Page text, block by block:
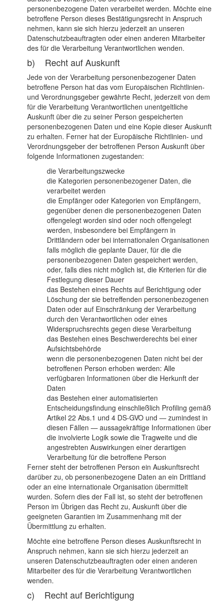
personenbezogene Daten verarbeitet werden. Möchte eine
betroffene Person dieses Bestätigungsrecht in Anspruch
nehmen, kann sie sich hierzu jederzeit an unseren
Datenschutzbeauftragten oder einen anderen Mitarbeiter
des für die Verarbeitung Verantwortlichen wenden.
b) Recht auf Auskunft
Jede von der Verarbeitung personenbezogener Daten
betroffene Person hat das vom Europäischen Richtlinien-
und Verordnungsgeber gewährte Recht, jederzeit von dem
für die Verarbeitung Verantwortlichen unentgeltliche
Auskunft über die zu seiner Person gespeicherten
personenbezogenen Daten und eine Kopie dieser Auskunft
zu erhalten. Ferner hat der Europäische Richtlinien- und
Verordnungsgeber der betroffenen Person Auskunft über
folgende Informationen zugestanden:
die Verarbeitungszwecke
die Kategorien personenbezogener Daten, die
verarbeitet werden
die Empfänger oder Kategorien von Empfängern,
gegenüber denen die personenbezogenen Daten
offengelegt worden sind oder noch offengelegt
werden, insbesondere bei Empfängern in
Drittländern oder bei internationalen Organisationen
falls möglich die geplante Dauer, für die die
personenbezogenen Daten gespeichert werden,
oder, falls dies nicht möglich ist, die Kriterien für die
Festlegung dieser Dauer
das Bestehen eines Rechts auf Berichtigung oder
Löschung der sie betreffenden personenbezogenen
Daten oder auf Einschränkung der Verarbeitung
durch den Verantwortlichen oder eines
Widerspruchsrechts gegen diese Verarbeitung
das Bestehen eines Beschwerderechts bei einer
Aufsichtsbehörde
wenn die personenbezogenen Daten nicht bei der
betroffenen Person erhoben werden: Alle
verfügbaren Informationen über die Herkunft der
Daten
das Bestehen einer automatisierten
Entscheidungsfindung einschließlich Profiling gemäß
Artikel 22 Abs.1 und 4 DS-GVO und — zumindest in
diesen Fällen — aussagekräftige Informationen über
die involvierte Logik sowie die Tragweite und die
angestrebten Auswirkungen einer derartigen
Verarbeitung für die betroffene Person
Ferner steht der betroffenen Person ein Auskunftsrecht
darüber zu, ob personenbezogene Daten an ein Drittland
oder an eine internationale Organisation übermittelt
wurden. Sofern dies der Fall ist, so steht der betroffenen
Person im Übrigen das Recht zu, Auskunft über die
geeigneten Garantien im Zusammenhang mit der
Übermittlung zu erhalten.
Möchte eine betroffene Person dieses Auskunftsrecht in
Anspruch nehmen, kann sie sich hierzu jederzeit an
unseren Datenschutzbeauftragten oder einen anderen
Mitarbeiter des für die Verarbeitung Verantwortlichen
wenden.
c) Recht auf Berichtigung